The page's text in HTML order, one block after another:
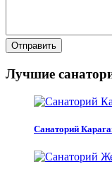
Отправить
Лучшие
Санаторий